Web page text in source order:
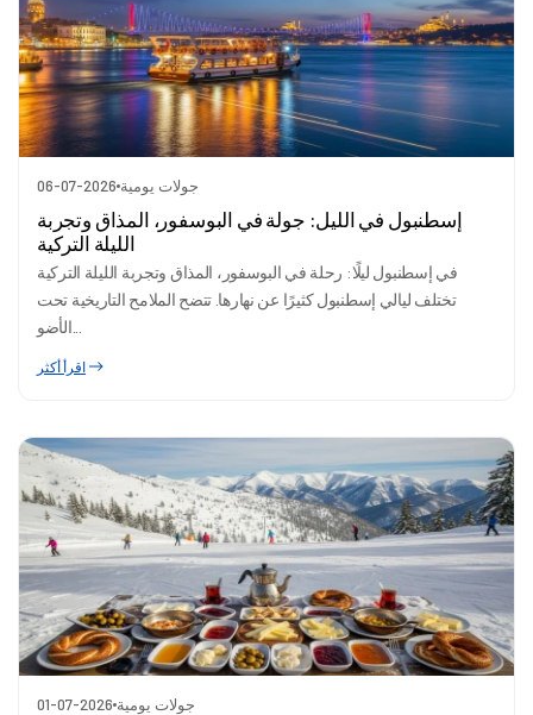
06-07-2026 جولات يومية
إسطنبول في الليل: جولة في البوسفور، المذاق وتجربة
الليلة التركية
في إسطنبول ليلًا: رحلة في البوسفور، المذاق وتجربة الليلة التركية
تختلف ليالي إسطنبول كثيرًا عن نهارها. تتضح الملامح التاريخية تحت
اقرأ أكثر
01-07-2026 جولات يومية